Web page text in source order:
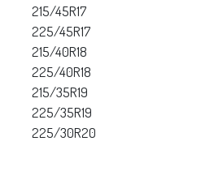
215/45R17
225/45R17
215/40R18
225/40R18
215/35R19
225/35R19
225/30R20